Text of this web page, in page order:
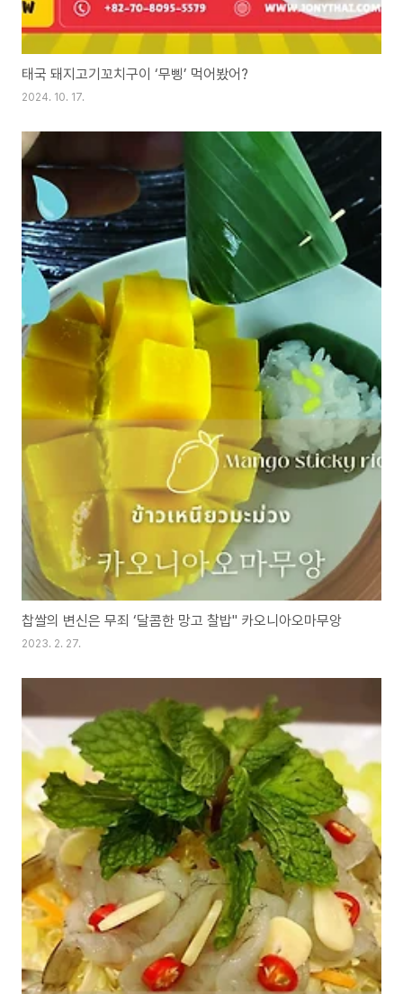
태국 돼지고기꼬치구이 ‘무삥’ 먹어봤어?
2024. 10. 17.
찹쌀의 변신은 무죄 ‘달콤한 망고 찰밥" 카오니아오마무앙
2023. 2. 27.